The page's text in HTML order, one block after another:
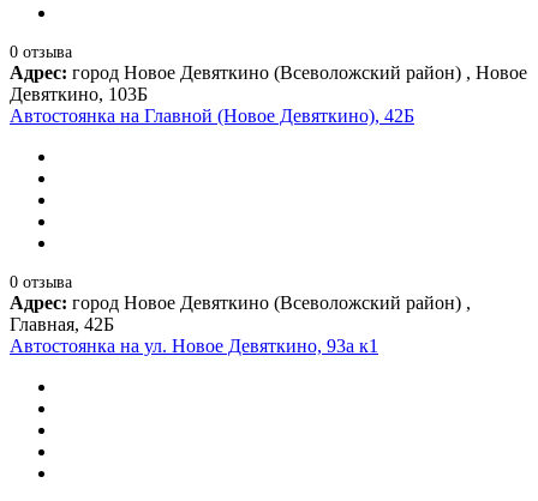
0 отзыва
Адрес: город Новое Девяткино (Всеволожский район) , Новое
Девяткино, 103Б
Автостоянка на Главной (Новое Девяткино), 42Б
0 отзыва
Адрес: город Новое Девяткино (Всеволожский район) ,
Главная, 42Б
Автостоянка на ул. Новое Девяткино, 93а к1